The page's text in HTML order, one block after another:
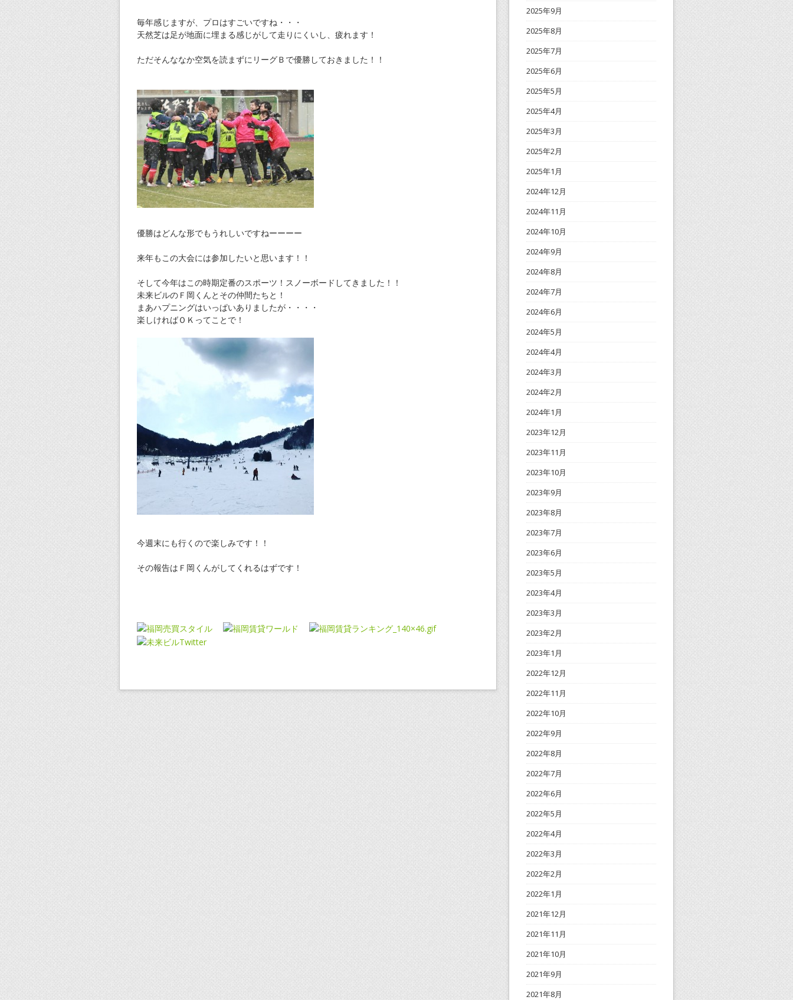
毎年感じますが、プロはすごいですね・・・
天然芝は足が地面に埋まる感じがして走りにくいし、疲れます！
ただそんななか空気を読まずにリーグＢで優勝しておきました！！
優勝はどんな形でもうれしいですねーーーー
来年もこの大会には参加したいと思います！！
そして今年はこの時期定番のスポーツ！スノーボードしてきました！！
未来ビルのＦ岡くんとその仲間たちと！
まあハプニングはいっぱいありましたが・・・・
楽しければＯＫってことで！
今週末にも行くので楽しみです！！
その報告はＦ岡くんがしてくれるはずです！
2025年9月
2025年8月
2025年7月
2025年6月
2025年5月
2025年4月
2025年3月
2025年2月
2025年1月
2024年12月
2024年11月
2024年10月
2024年9月
2024年8月
2024年7月
2024年6月
2024年5月
2024年4月
2024年3月
2024年2月
2024年1月
2023年12月
2023年11月
2023年10月
2023年9月
2023年8月
2023年7月
2023年6月
2023年5月
2023年4月
2023年3月
2023年2月
2023年1月
2022年12月
2022年11月
2022年10月
2022年9月
2022年8月
2022年7月
2022年6月
2022年5月
2022年4月
2022年3月
2022年2月
2022年1月
2021年12月
2021年11月
2021年10月
2021年9月
2021年8月